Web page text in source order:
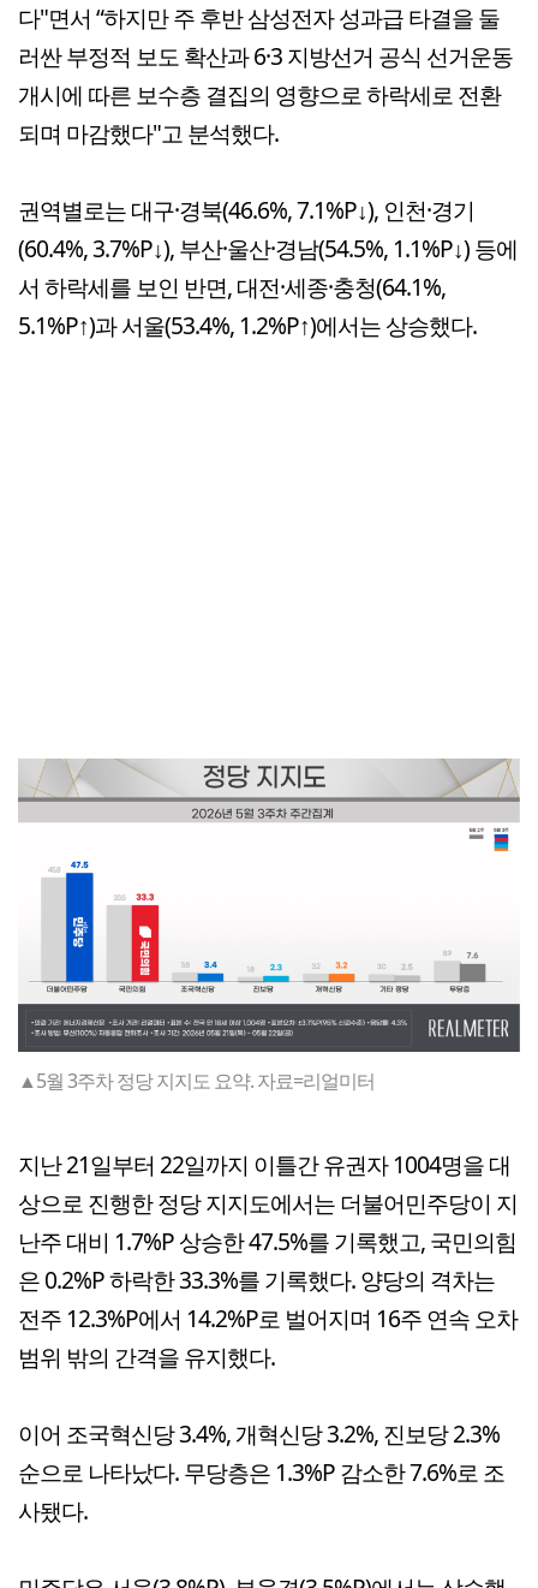
다"면서 “하지만 주 후반 삼성전자 성과급 타결을 둘
러싼 부정적 보도 확산과 6·3 지방선거 공식 선거운동
개시에 따른 보수층 결집의 영향으로 하락세로 전환
되며 마감했다"고 분석했다.
권역별로는 대구·경북(46.6%, 7.1%P↓), 인천·경기
(60.4%, 3.7%P↓), 부산·울산·경남(54.5%, 1.1%P↓) 등에
서 하락세를 보인 반면, 대전·세종·충청(64.1%,
5.1%P↑)과 서울(53.4%, 1.2%P↑)에서는 상승했다.
▲5월 3주차 정당 지지도 요약. 자료=리얼미터
지난 21일부터 22일까지 이틀간 유권자 1004명을 대
상으로 진행한 정당 지지도에서는 더불어민주당이 지
난주 대비 1.7%P 상승한 47.5%를 기록했고, 국민의힘
은 0.2%P 하락한 33.3%를 기록했다. 양당의 격차는
전주 12.3%P에서 14.2%P로 벌어지며 16주 연속 오차
범위 밖의 간격을 유지했다.
이어 조국혁신당 3.4%, 개혁신당 3.2%, 진보당 2.3%
순으로 나타났다. 무당층은 1.3%P 감소한 7.6%로 조
사됐다.